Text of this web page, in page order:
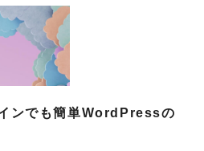
ンでも簡単WordPressの